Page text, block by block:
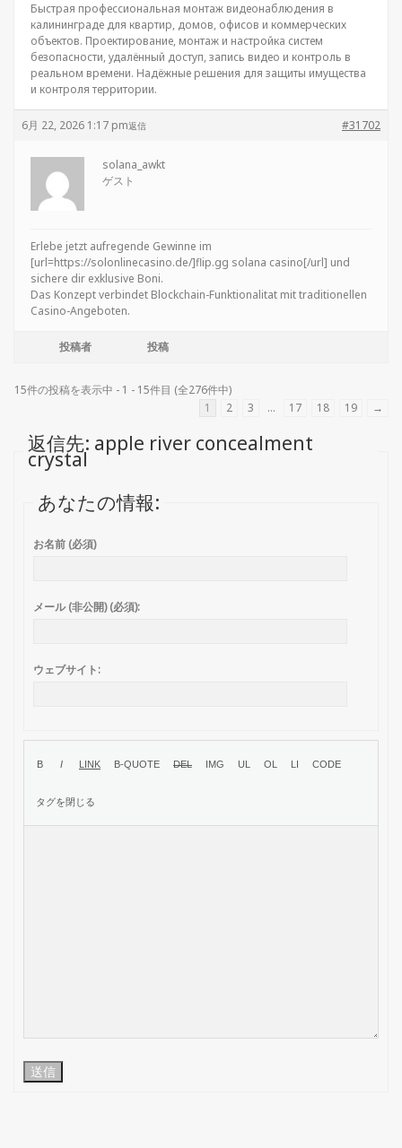
Быстрая профессиональная монтаж видеонаблюдения в
калининграде для квартир, домов, офисов и коммерческих
объектов. Проектирование, монтаж и настройка систем
безопасности, удалённый доступ, запись видео и контроль в
реальном времени. Надёжные решения для защиты имущества
и контроля территории.
6月 22, 2026 1:17 pm #31702
返信
solana_awkt
ゲスト
Erlebe jetzt aufregende Gewinne im
[url=https://solonlinecasino.de/]flip.gg solana casino[/url] und
sichere dir exklusive Boni.
Das Konzept verbindet Blockchain-Funktionalitat mit traditionellen
Casino-Angeboten.
投稿者 投稿
15件の投稿を表示中 - 1 - 15件目 (全276件中)
1
2 3 … 17 18 19 →
返信先: apple river concealment
crystal
あなたの情報:
お名前 (必須)
メール (非公開) (必須):
ウェブサイト:
送信